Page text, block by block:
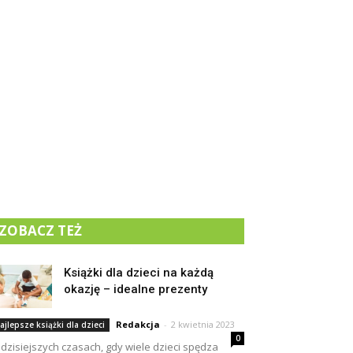
TEŻ
Książki dla dzieci na każdą
okazję – idealne prezenty
książki dla dzieci Redakcja - 2 kwietnia 2023
0
czasach, gdy wiele dzieci spędza